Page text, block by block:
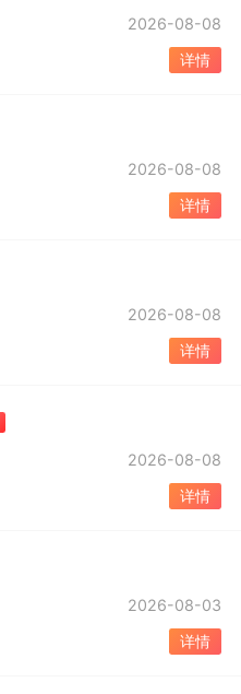
2026-08-08
详情
2026-08-08
详情
2026-08-08
详情
2026-08-08
详情
2026-08-03
详情